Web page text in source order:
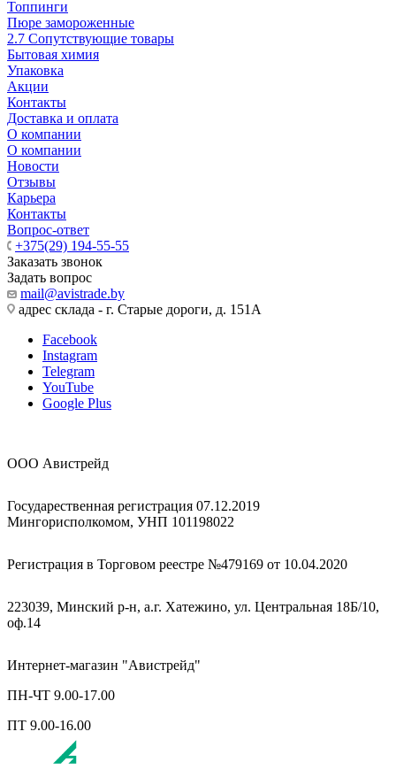
Топпинги
Пюре замороженные
2.7 Сопутствующие товары
Бытовая химия
Упаковка
Акции
Контакты
Доставка и оплата
О компании
О компании
Новости
Отзывы
Карьера
Контакты
Вопрос-ответ
+375(29) 194-55-55
Заказать звонок
Задать вопрос
mail@avistrade.by
адрес склада - г. Старые дороги, д. 151А
Facebook
Instagram
Telegram
YouTube
Google Plus
ООО Авистрейд
Государественная регистрация 07.12.2019
Мингорисполкомом, УНП 101198022
Регистрация в Торговом реестре №479169 от 10.04.2020
223039, Минский р-н, а.г. Хатежино, ул. Центральная 18Б/10,
оф.14
Интернет-магазин "Авистрейд"
ПН-ЧТ 9.00-17.00
ПТ 9.00-16.00